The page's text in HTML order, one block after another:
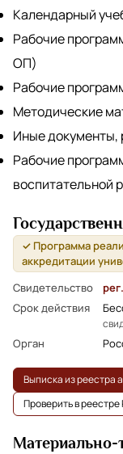
Календарный
Рабочие
ОП)
Рабочие
Методические
Иные документы,
Рабочие
воспитательной
✓ Программа
аккредитации
Свидетельство
Срок действия
Орган
Выписка из реестра
Проверить в
Материально-